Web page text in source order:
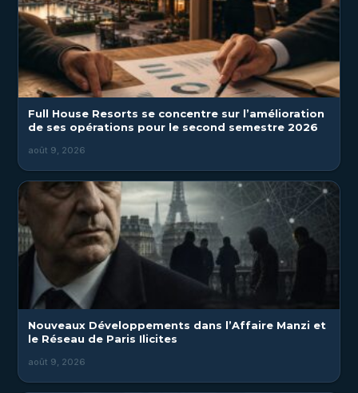
Full House Resorts se concentre sur l’amélioration
de ses opérations pour le second semestre 2026
août 9, 2026
Nouveaux Développements dans l’Affaire Manzi et
le Réseau de Paris Ilicites
août 9, 2026